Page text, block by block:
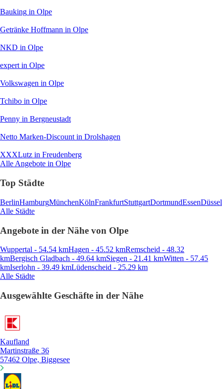
Bauking in Olpe
Getränke Hoffmann in Olpe
NKD in Olpe
expert in Olpe
Volkswagen in Olpe
Tchibo in Olpe
Penny in Bergneustadt
Netto Marken-Discount in Drolshagen
XXXLutz in Freudenberg
Alle Angebote in Olpe
Top Städte
BerlinHamburgMünchenKölnFrankfurtStuttgartDortmundEssen
Alle Städte
Angebote in der Nähe von Olpe
Wuppertal - 54.54 kmHagen - 45.52 kmRemscheid - 48.32
kmBergisch Gladbach - 49.64 kmSiegen - 21.41 kmWitten - 57.45
kmIserlohn - 39.49 kmLüdenscheid - 25.29 km
Alle Städte
Ausgewählte Geschäfte in der Nähe
Kaufland
Martinstraße 36
57462 Olpe, Biggesee